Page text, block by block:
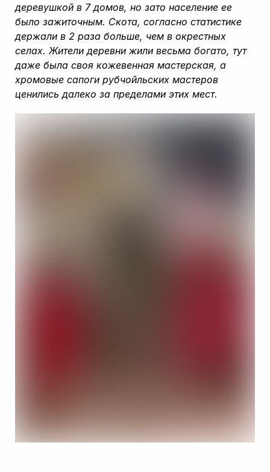
деревушкой в 7 домов, но зато население ее
было зажиточным. Скота, согласно статистике
держали в 2 раза больше, чем в окрестных
селах. Жители деревни жили весьма богато, тут
даже была своя кожевенная мастерская, а
хромовые сапоги рубчойльских мастеров
ценились далеко за пределами этих мест.